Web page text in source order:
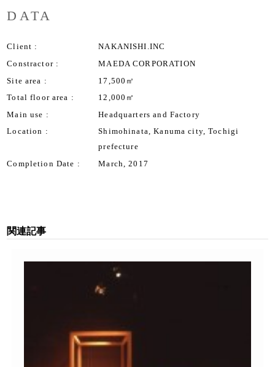
DATA
Client
NAKANISHI.INC
Constractor
MAEDA CORPORATION
Site area
17,500㎡
Total floor area
12,000㎡
Main use
Headquarters and Factory
Location
Shimohinata, Kanuma city, Tochigi
prefecture
Completion Date
March, 2017
関連記事